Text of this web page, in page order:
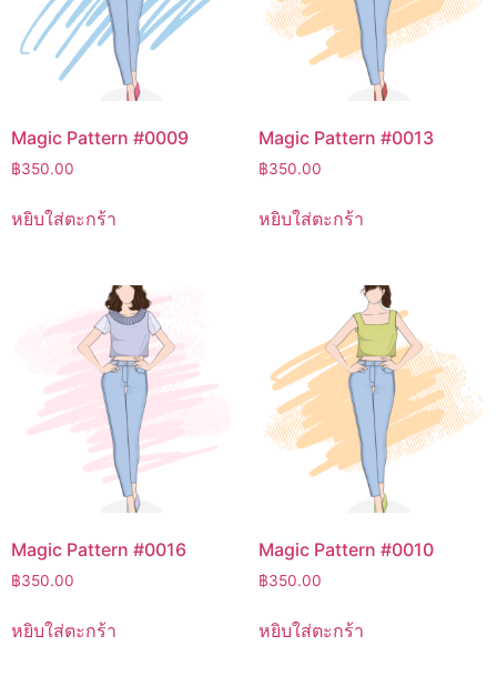
Magic Pattern #0009
฿350.00
หยิบใส่ตะกร้า
Magic Pattern #0013
฿350.00
หยิบใส่ตะกร้า
Magic Pattern #0016
฿350.00
หยิบใส่ตะกร้า
Magic Pattern #0010
฿350.00
หยิบใส่ตะกร้า